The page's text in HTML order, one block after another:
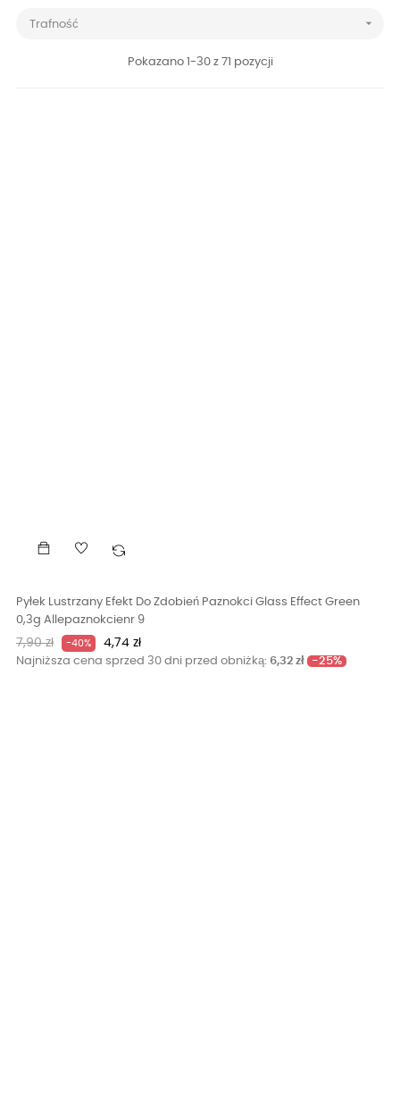
Trafność 
Pokazano 1-30 z 71 pozycji
Pyłek Lustrzany Efekt Do Zdobień Paznokci Glass Effect Green
0,3g Allepaznokcienr 9
Cena
podstawowa
7,90 zł -40% Cena
4,74 zł
Najniższa cena sprzed 30 dni przed obniżką: 6,32 zł -25%